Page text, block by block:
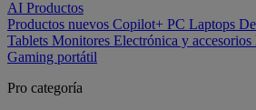
AI Productos
Productos nuevos Copilot+ PC Laptops
Tablets Monitores Electrónica y accesorios
Gaming portátil
Pro categoría